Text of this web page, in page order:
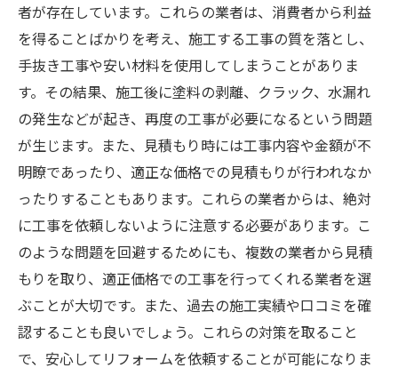
者が存在しています。これらの業者は、消費者から利益
を得ることばかりを考え、施工する工事の質を落とし、
手抜き工事や安い材料を使用してしまうことがありま
す。その結果、施工後に塗料の剥離、クラック、水漏れ
の発生などが起き、再度の工事が必要になるという問題
が生じます。また、見積もり時には工事内容や金額が不
明瞭であったり、適正な価格での見積もりが行われなか
ったりすることもあります。これらの業者からは、絶対
に工事を依頼しないように注意する必要があります。こ
のような問題を回避するためにも、複数の業者から見積
もりを取り、適正価格での工事を行ってくれる業者を選
ぶことが大切です。また、過去の施工実績や口コミを確
認することも良いでしょう。これらの対策を取ること
で、安心してリフォームを依頼することが可能になりま